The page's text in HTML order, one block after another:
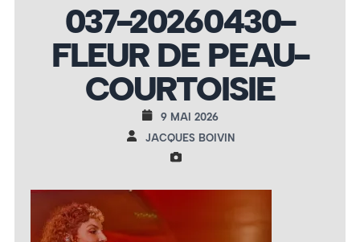
037-20260430-
FLEUR DE PEAU-
COURTOISIE
9 MAI 2026
JACQUES BOIVIN